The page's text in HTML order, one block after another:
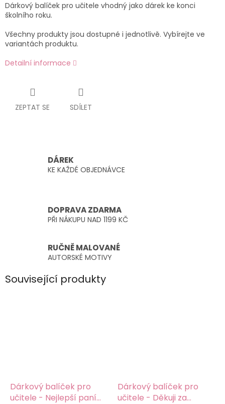
Dárkový balíček pro učitele vhodný jako dárek ke konci
školního roku.
Všechny produkty jsou dostupné i jednotlivě. Vybírejte ve
variantách produktu.
Detailní informace
ZEPTAT SE SDÍLET
DÁREK
KE KAŽDÉ OBJEDNÁVCE
DOPRAVA ZDARMA
PŘI NÁKUPU NAD 1199 KČ
RUČNĚ MALOVANÉ
AUTORSKÉ MOTIVY
Související produkty
Dárkový balíček pro
učitele - Nejlepší paní
Dárkový balíček pro
učitele - Děkuji za